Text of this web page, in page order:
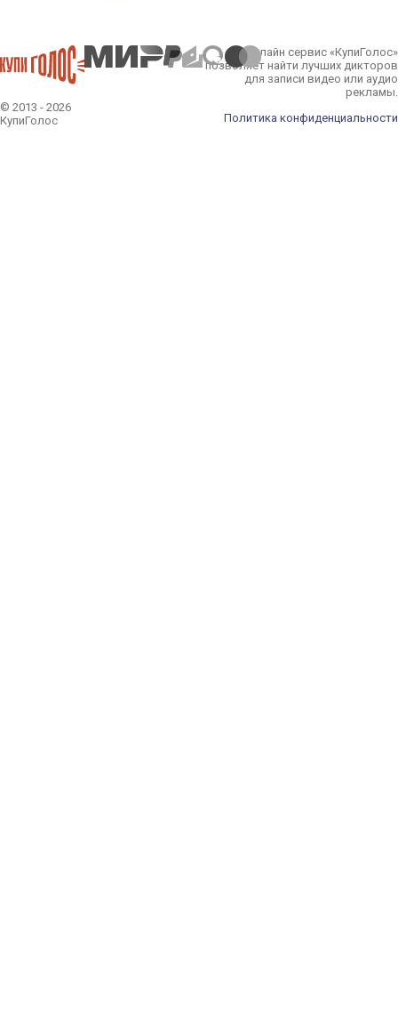
© 2013 - 2026
КупиГолос
Онлайн сервис «КупиГолос»
позволяет найти лучших дикторов
для записи видео или аудио
рекламы.
Политика конфиденциальности